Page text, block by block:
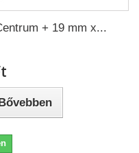
+ 19 mm x...